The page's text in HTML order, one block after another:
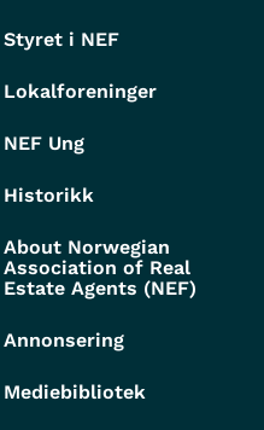
Styret i NEF
Lokalforeninger
NEF Ung
Historikk
About Norwegian
Association of Real
Estate Agents (NEF)
Annonsering
Mediebibliotek